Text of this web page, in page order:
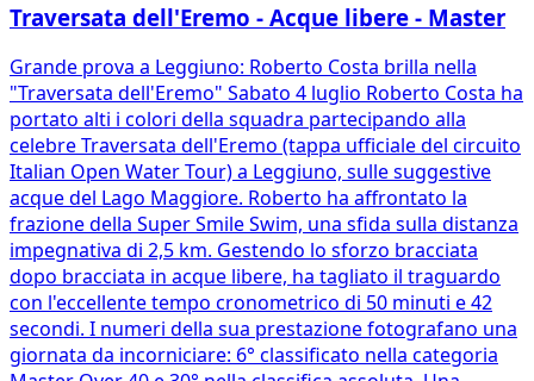
Traversata dell'Eremo - Acque libere - Master
Grande prova a Leggiuno: Roberto Costa brilla nella
"Traversata dell'Eremo" Sabato 4 luglio Roberto Costa ha
portato alti i colori della squadra partecipando alla
celebre Traversata dell'Eremo (tappa ufficiale del circuito
Italian Open Water Tour) a Leggiuno, sulle suggestive
acque del Lago Maggiore. Roberto ha affrontato la
frazione della Super Smile Swim, una sfida sulla distanza
impegnativa di 2,5 km. Gestendo lo sforzo bracciata
dopo bracciata in acque libere, ha tagliato il traguardo
con l'eccellente tempo cronometrico di 50 minuti e 42
secondi. I numeri della sua prestazione fotografano una
giornata da incorniciare: 6° classificato nella categoria